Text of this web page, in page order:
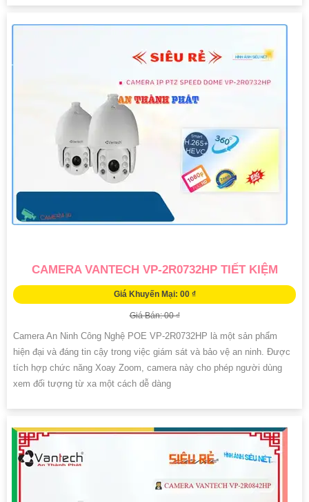
CAMERA VANTECH VP-2R0732HP TIẾT KIỆM
Giá Khuyến Mại: 00 ₫
Giá Bán: 00 ₫
Camera An Ninh Công Nghệ POE VP-2R0732HP là một sản phẩm
hiện đại và đáng tin cậy trong việc giám sát và bảo vệ an ninh. Được
tích hợp chức năng Xoay Zoom, camera này cho phép người dùng
xem đối tượng từ xa một cách dễ dàng